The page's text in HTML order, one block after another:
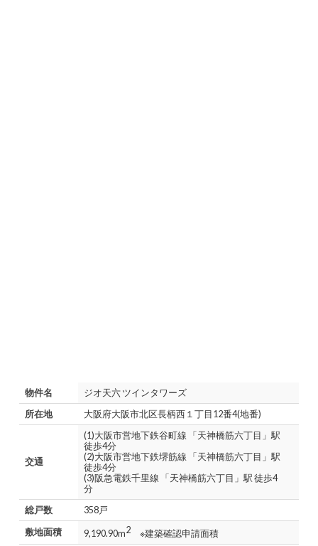
物件名
ジオ天六 ツインタワーズ
所在地
大阪府大阪市北区長柄西１丁目12番4(地番)
交通
(1)大阪市営地下鉄谷町線 「天神橋筋六丁目」駅
徒歩4分
(2)大阪市営地下鉄堺筋線 「天神橋筋六丁目」駅
徒歩4分
(3)阪急電鉄千里線 「天神橋筋六丁目」駅 徒歩4
分
総戸数
358戸
敷地面積 9,190.90m2※建築確認申請面積